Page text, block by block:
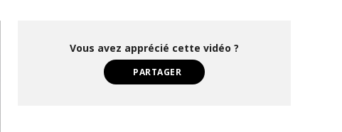
Vous avez apprécié cette vidéo ?
PARTAGER